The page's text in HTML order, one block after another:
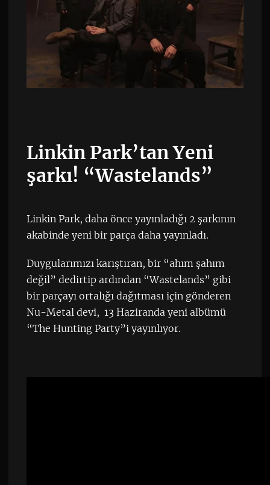
Linkin Park’tan Yeni
şarkı! “Wastelands”
Linkin Park, daha önce yayınladığı 2 şarkının
akabinde yeni bir parça daha yayınladı.
Duygularımızı karıştıran, bir “ahım şahım
değil” dedirtip ardından “Wastelands” gibi
bir parçayı ortalığı dağıtması için gönderen
Nu-Metal devi, 13 Haziranda yeni albümü
“The Hunting Party”i yayınlıyor.